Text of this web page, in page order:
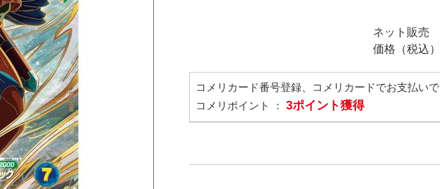
ネット販売
価格（税込）
コメリカード番号登録、コメリカードでお支払いで
コメリポイント ： 3ポイント獲得